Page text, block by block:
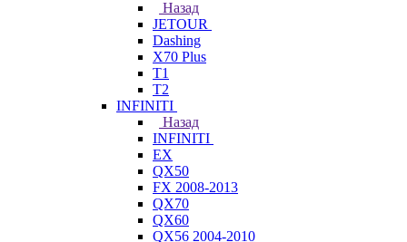
Назад
JETOUR
Dashing
X70 Plus
T1
T2
INFINITI
Назад
INFINITI
EX
QX50
FX 2008-2013
QX70
QX60
QX56 2004-2010